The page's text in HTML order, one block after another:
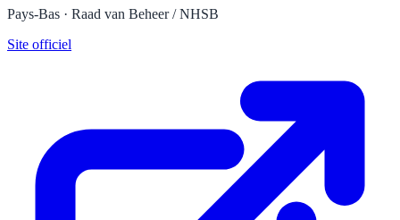
Pays-Bas · Raad van Beheer / NHSB
Site officiel